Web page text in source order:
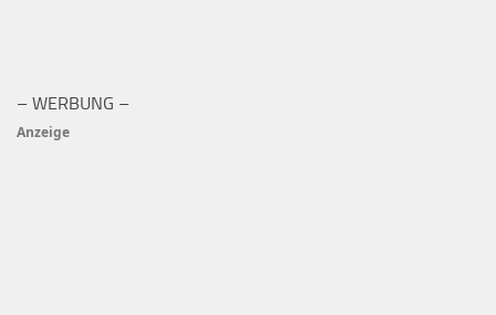
– WERBUNG –
Anzeige